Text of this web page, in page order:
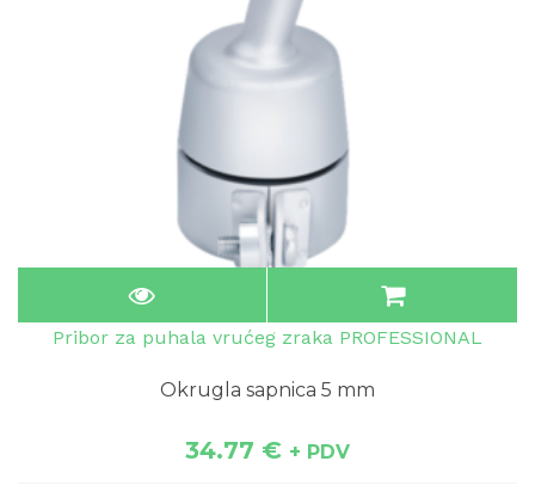
Pribor za puhala vrućeg zraka PROFESSIONAL
Okrugla sapnica 5 mm
34.77 € + PDV